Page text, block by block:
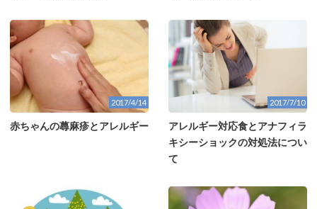
2017/4/14
赤ちゃんの蕁麻疹とアレルギー
2017/7/10
アレルギー対応食とアナフィラ
キシーショックの対処法につい
て